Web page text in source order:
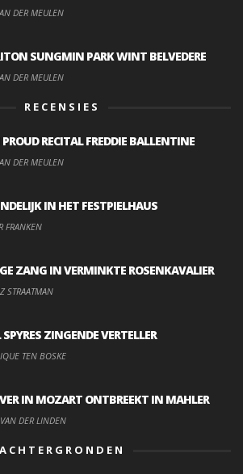
DER MEULEN
SUNGMIN PARK WINT BELVEDERE
DER MEULEN
RECENSIES
RECITAL FREDDIE BALLENTINE
DER MEULEN
IN HET FESTPIELHAUS
FRANKEN
ZANG IN VERMINKTE ROSENKAVALIER
STRAATMAN
ZINGENDE VERTELLER
TEN BOSKE
IN MOZART ONTBREEKT IN MAHLER
DER LINDEN
ACHTERGRONDEN